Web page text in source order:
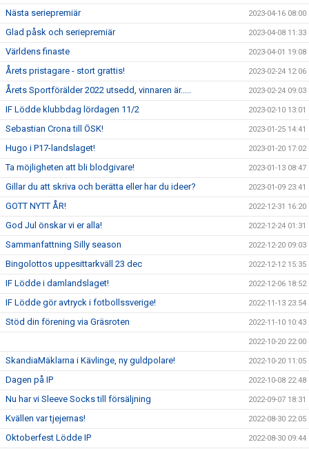
Nästa seriepremiär 2023-04-16 08:00
Glad påsk och seriepremiär 2023-04-08 11:33
Världens finaste 2023-04-01 19:08
Årets pristagare - stort grattis! 2023-02-24 12:06
Årets Sportförälder 2022 utsedd, vinnaren är..... 2023-02-24 09:03
IF Lödde klubbdag lördagen 11/2 2023-02-10 13:01
Sebastian Crona till ÖSK! 2023-01-25 14:41
Hugo i P17-landslaget! 2023-01-20 17:02
Ta möjligheten att bli blodgivare! 2023-01-13 08:47
Gillar du att skriva och berätta eller har du ideer? 2023-01-09 23:41
GOTT NYTT ÅR! 2022-12-31 16:20
God Jul önskar vi er alla! 2022-12-24 01:31
Sammanfattning Silly season 2022-12-20 09:03
Bingolottos uppesittarkväll 23 dec 2022-12-12 15:35
IF Lödde i damlandslaget! 2022-12-06 18:52
IF Lödde gör avtryck i fotbollssverige! 2022-11-13 23:54
Stöd din förening via Gräsroten 2022-11-10 10:43
2022-10-20 22:00
SkandiaMäklarna i Kävlinge, ny guldpolare! 2022-10-20 11:05
Dagen på IP 2022-10-08 22:48
Nu har vi Sleeve Socks till försäljning 2022-09-07 18:31
Kvällen var tjejernas! 2022-08-30 22:05
Oktoberfest Lödde IP 2022-08-30 09:44